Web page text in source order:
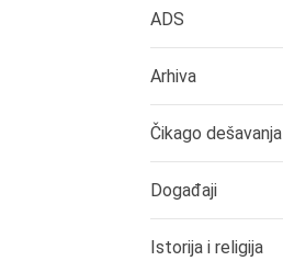
ADS
Arhiva
Čikago dešavanja
Događaji
Istorija i religija